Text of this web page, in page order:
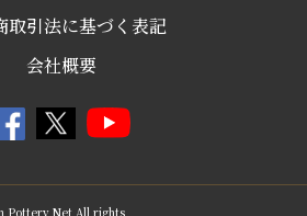
取引法に基づく表記
会社概要
Pottery Net All rights